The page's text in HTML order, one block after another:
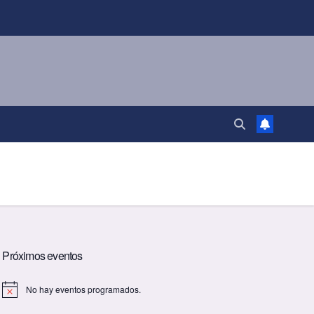
Próximos eventos
A
No hay eventos programados.